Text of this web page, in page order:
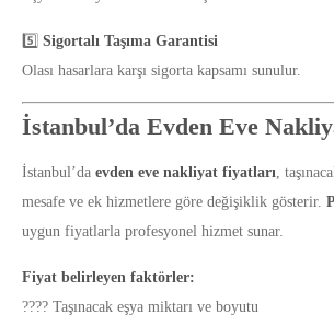
5️⃣ Sigortalı Taşıma Garantisi
Olası hasarlara karşı sigorta kapsamı sunulur.
İstanbul’da Evden Eve
İstanbul’da evden eve nakliyat fiyatları,
mesafe ve ek hizmetlere göre değişiklik gösterir.
uygun fiyatlarla profesyonel hizmet sunar.
Fiyat belirleyen faktörler:
???? Taşınacak eşya miktarı ve boyutu